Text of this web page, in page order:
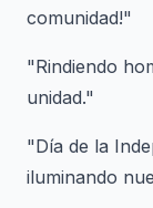
comunidad!"
"Rindiendo
unidad."
"Día de la
iluminando